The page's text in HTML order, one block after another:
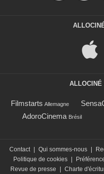
ALLOCINÉ
Filmstarts Allemagne
AdoroCinema Brésil
Contact Qui sommes-nous
Politique de cookies
Revue de presse
Charte